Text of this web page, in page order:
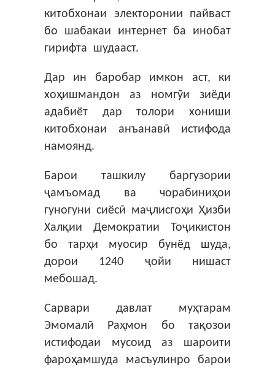
китобхонаи электоронии пайваст
бо шабакаи интернет ба инобат
гирифта шудааст.
Дар ин баробар имкон аст, ки
хоҳишмандон аз номгӯи зиёди
адабиёт дар толори хониши
китобхонаи анъанавӣ истифода
намоянд.
Барои ташкилу баргузории
ҷамъомад ва чорабиниҳои
гуногуни сиёсӣ маҷлисгоҳи Ҳизби
Халқии Демократии Тоҷикистон
бо тарҳи муосир бунёд шуда,
дорои 1240 ҷойи нишаст
мебошад.
Сарвари давлат муҳтарам
Эмомалӣ Раҳмон бо тақозои
истифодаи мусоид аз шароити
фароҳамшуда масъулинро барои